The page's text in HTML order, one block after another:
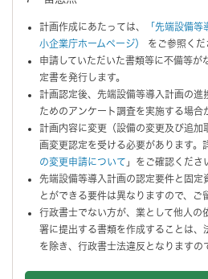
計画作成にあたっては、
「先端設備
小企業庁ホームページ）
をご参照くだ
申請していただいた書類等に不備等が
定書を発行します。
計画認定後、先端設備等導入計画の進
ためのアンケート調査を実施する場合
計画内容に変更（設備の変更及び追加
画変更認定を受ける必要があります。
の変更申請について 」をご確認くださ
先端設備等導入計画の認定要件と固定
とができる要件は異なりますので、ご
行政書士でない方が、業として他人の
署に提出する書類を作成することは、
を除き、行政書士法違反となりますの